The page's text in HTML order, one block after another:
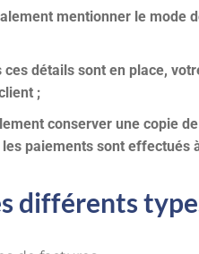
mentionner le mode
ces détails sont en place,
;
conserver une copie
paiements sont effectués
différents